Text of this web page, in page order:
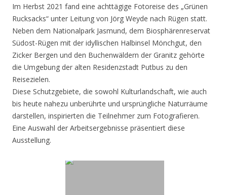
Im Herbst 2021 fand eine achttägige Fotoreise des „Grünen
Rucksacks“ unter Leitung von Jörg Weyde nach Rügen statt.
Neben dem Nationalpark Jasmund, dem Biosphärenreservat
Südost-Rügen mit der idyllischen Halbinsel Mönchgut, den
Zicker Bergen und den Buchenwäldern der Granitz gehörte
die Umgebung der alten Residenzstadt Putbus zu den
Reisezielen.
Diese Schutzgebiete, die sowohl Kulturlandschaft, wie auch
bis heute nahezu unberührte und ursprüngliche Naturräume
darstellen, inspirierten die Teilnehmer zum Fotografieren.
Eine Auswahl der Arbeitsergebnisse präsentiert diese
Ausstellung.